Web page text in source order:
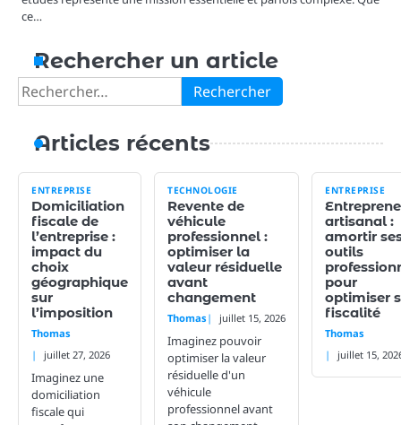
ce…
Rechercher un article
Rechercher :
Articles récents
ENTREPRISE
Domiciliation
fiscale de
l’entreprise :
impact du
choix
géographique
sur
l’imposition
Thomas
juillet 27, 2026
Imaginez une
domiciliation
fiscale qui
TECHNOLOGIE
Revente de
véhicule
professionnel :
optimiser la
valeur résiduelle
avant
changement
Thomas juillet 15, 2026
Imaginez pouvoir
optimiser la valeur
résiduelle d'un
véhicule
professionnel avant
ENTREPRISE
artisanal :
amortir
outils
pour
optimiser
fiscalité
Thomas
juillet 15,